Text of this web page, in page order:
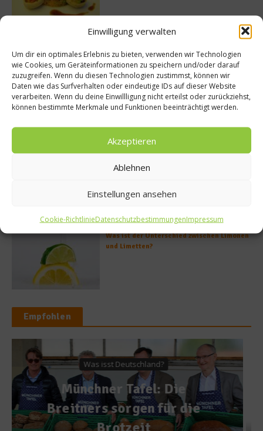
Einwilligung verwalten
Um dir ein optimales Erlebnis zu bieten, verwenden wir Technologien
wie Cookies, um Geräteinformationen zu speichern und/oder darauf
zuzugreifen. Wenn du diesen Technologien zustimmst, können wir
Daten wie das Surfverhalten oder eindeutige IDs auf dieser Website
verarbeiten. Wenn du deine Einwillligung nicht erteilst oder zurückziehst,
können bestimmte Merkmale und Funktionen beeinträchtigt werden.
Akzeptieren
Ablehnen
Einstellungen ansehen
Cookie-RichtlinieDatenschutzbestimmungenImpressum
Rezept: Lachs-Ei-Röllchen
So bildet sich eine krosse
Schweinebratenkruste
Beachcomber – Alles über das Restaurant
Was ist der Unterschied zwischen Limonen
und Limetten?
Empfohlen
Rezepte
Prilleken mit Vanille-
Joghurtsauce